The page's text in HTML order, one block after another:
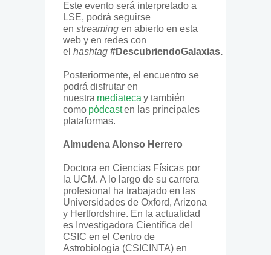
Este evento será interpretado a
LSE, podrá seguirse
en streaming en abierto en esta
web y en redes con
el hashtag #DescubriendoGalaxias.
Posteriormente, el encuentro se
podrá disfrutar en
nuestra mediateca y también
como pódcasten las principales
plataformas.
Almudena Alonso Herrero
Doctora en Ciencias Físicas por
la UCM. A lo largo de su carrera
profesional ha trabajado en las
Universidades de Oxford, Arizona
y Hertfordshire. En la actualidad
es Investigadora Científica del
CSIC en el Centro de
Astrobiología (CSICINTA) en